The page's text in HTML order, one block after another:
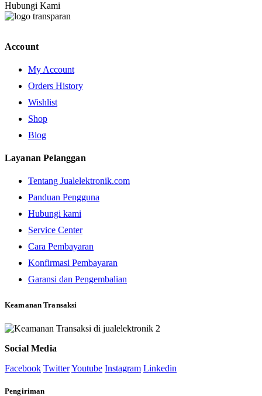
Hubungi Kami
Account
My Account
Orders History
Wishlist
Shop
Blog
Layanan Pelanggan
Tentang Jualelektronik.com
Panduan Pengguna
Hubungi kami
Service Center
Cara Pembayaran
Konfirmasi Pembayaran
Garansi dan Pengembalian
Keamanan Transaksi
Social Media
Facebook TwitterYoutube Instagram Linkedin
Pengiriman